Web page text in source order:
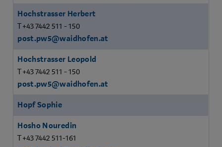
Hochstrasser Herbert
T +43 7442 511 - 150
post.pw5@waidhofen.at
Hochstrasser Leopold
T +43 7442 511 - 150
post.pw5@waidhofen.at
Hopf Sophie
Hosho Nouredin
T +43 7442 511-161